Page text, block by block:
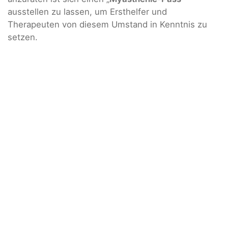
ausstellen zu lassen, um Ersthelfer und
Therapeuten von diesem Umstand in Kenntnis zu
setzen.